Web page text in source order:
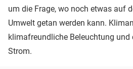
um die Frage, wo noch etwas auf
Umwelt getan werden kann.
klimafreundliche Beleuchtung
Strom.